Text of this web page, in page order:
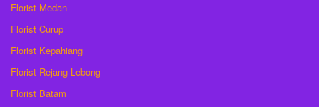
Florist Medan
Florist Curup
Florist Kepahiang
Florist Rejang Lebong
Florist Batam